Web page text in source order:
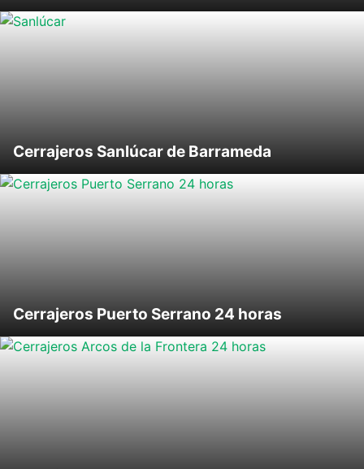
Cerrajeros Sanlúcar de Barrameda
Cerrajeros Puerto Serrano 24 horas